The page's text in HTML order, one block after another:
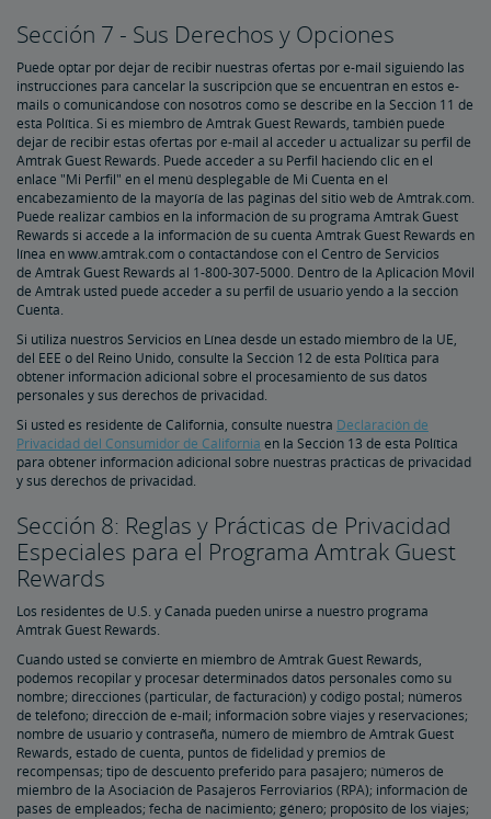
Sección 7 - Sus Derechos y Opciones
Puede optar por dejar de recibir nuestras ofertas por e-mail siguiendo las
instrucciones para cancelar la suscripción que se encuentran en estos e-
mails o comunicándose con nosotros como se describe en la Sección 11 de
esta Política. Si es miembro de Amtrak Guest Rewards, también puede
dejar de recibir estas ofertas por e-mail al acceder u actualizar su perfil de
Amtrak Guest Rewards. Puede acceder a su Perfil haciendo clic en el
enlace "Mi Perfil" en el menú desplegable de Mi Cuenta en el
encabezamiento de la mayoría de las páginas del sitio web de Amtrak.com.
Puede realizar cambios en la información de su programa Amtrak Guest
Rewards si accede a la información de su cuenta Amtrak Guest Rewards en
línea en www.amtrak.com o contactándose con el Centro de Servicios
de Amtrak Guest Rewards al 1-800-307-5000. Dentro de la Aplicación Móvil
de Amtrak usted puede acceder a su perfil de usuario yendo a la sección
Cuenta.
Si utiliza nuestros Servicios en Línea desde un estado miembro de la UE,
del EEE o del Reino Unido, consulte la Sección 12 de esta Política para
obtener información adicional sobre el procesamiento de sus datos
personales y sus derechos de privacidad.
Si usted es residente de California, consulte nuestra Declaración de
Privacidad del Consumidor de California en la Sección 13 de esta Política
para obtener información adicional sobre nuestras prácticas de privacidad
y sus derechos de privacidad.
Sección 8: Reglas y Prácticas de Privacidad
Especiales para el Programa Amtrak Guest
Rewards
Los residentes de U.S. y Canada pueden unirse a nuestro programa
Amtrak Guest Rewards.
Cuando usted se convierte en miembro de Amtrak Guest Rewards,
podemos recopilar y procesar determinados datos personales como su
nombre; direcciones (particular, de facturación) y código postal; números
de teléfono; dirección de e-mail; información sobre viajes y reservaciones;
nombre de usuario y contraseña, número de miembro de Amtrak Guest
Rewards, estado de cuenta, puntos de fidelidad y premios de
recompensas; tipo de descuento preferido para pasajero; números de
miembro de la Asociación de Pasajeros Ferroviarios (RPA); información de
pases de empleados; fecha de nacimiento; género; propósito de los viajes;